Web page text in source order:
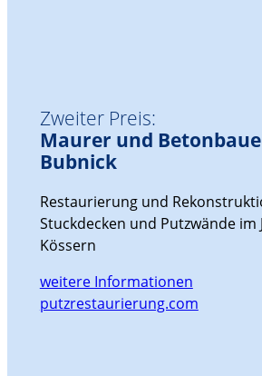
Zweiter Preis:
Maurer und
Bubnick
Restaurierung und
Stuckdecken und Putzwände im
Kössern
weitere Informationen
putzrestaurierung.com